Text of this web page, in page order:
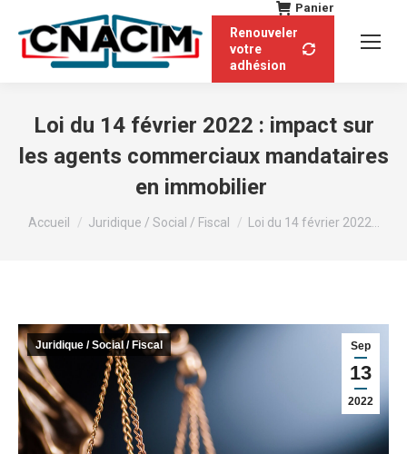
Panier
Renouveler
votre
adhésion
Loi du 14 février 2022 : impact sur
les agents commerciaux mandataires
en immobilier
Vous êtes ici :
Accueil Juridique / Social / Fiscal Loi du 14 février 2022…
Sep
13
2022
Juridique / Social / Fiscal